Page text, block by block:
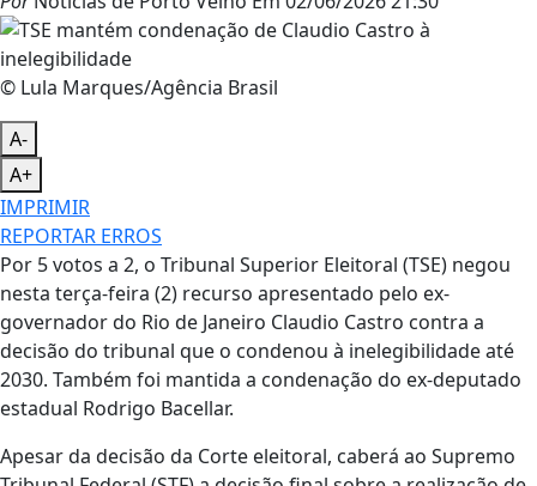
© Lula Marques/Agência Brasil
A-
A+
IMPRIMIR
REPORTAR ERROS
Por 5 votos a 2, o Tribunal Superior Eleitoral (TSE) negou
nesta terça-feira (2) recurso apresentado pelo ex-
governador do Rio de Janeiro Claudio Castro contra a
decisão do tribunal que o condenou à inelegibilidade até
2030. Também foi mantida a condenação do ex-deputado
estadual Rodrigo Bacellar.
Apesar da decisão da Corte eleitoral, caberá ao Supremo